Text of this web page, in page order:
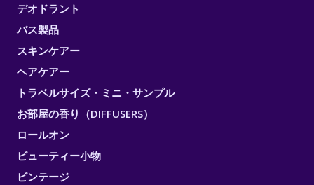
デオドラント
バス製品
スキンケアー
ヘアケアー
トラベルサイズ・ミニ・サンプル
お部屋の香り（DIFFUSERS）
ロールオン
ビューティー小物
ビンテージ